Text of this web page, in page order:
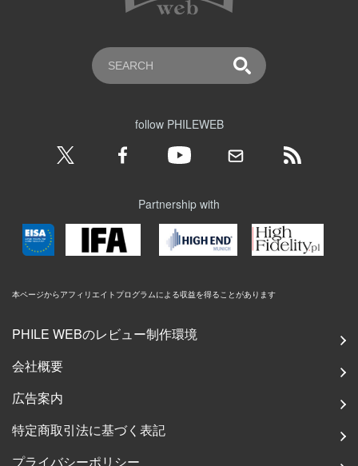
follow PHILEWEB
Partnership with
本ページからアフィリエイトプログラムによる収益を得ることがあります
PHILE WEBのレビュー制作環境
会社概要
広告案内
特定商取引法に基づく表記
プライバシーポリシー